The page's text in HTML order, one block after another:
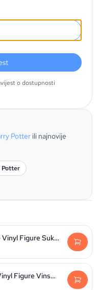
o dostupnosti
Potter ili najnovije
Potter
Jujutsu Kaisen POP! Deluxe Vinyl Figure Sukuna 9 cm
One Piece POP! Television Vinyl Figure Vinsmoke Sanji 9 cm